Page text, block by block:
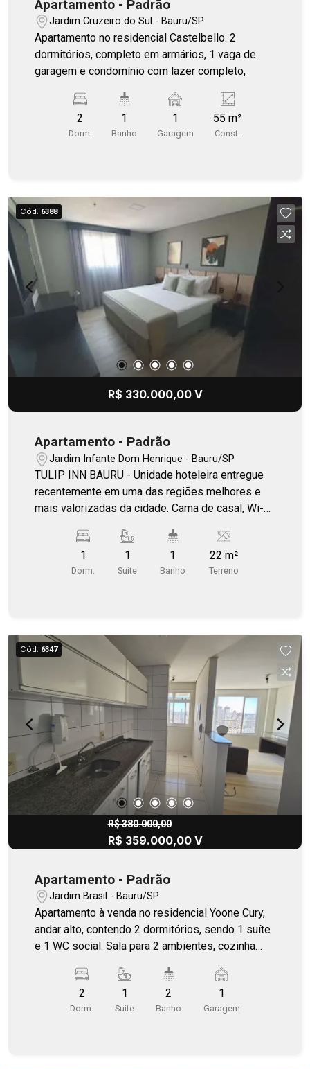
Apartamento - Padrão
Jardim Cruzeiro do Sul - Bauru/SP
Apartamento no residencial Castelbello. 2
dormitórios, completo em armários, 1 vaga de
garagem e condomínio com lazer completo,
2
Dorm.
1
Banho
1
Garagem
55 m²
Const.
Cód. 6388
R$ 330.000,00 V
Apartamento - Padrão
Jardim Infante Dom Henrique - Bauru/SP
TULIP INN BAURU - Unidade hoteleira entregue
recentemente em uma das regiões melhores e
mais valorizadas da cidade. Cama de casal, Wi-Fi
vista linda e produtos de higiene pessoal
gratuitos. Muito aconchegante, roupa de cama
impecável e café da manhã muito bem servido!
1
Dorm.
1
Suite
1
Banho
22 m²
Terreno
Cód. 6347
R$ 380.000,00
R$ 359.000,00 V
Apartamento - Padrão
Jardim Brasil - Bauru/SP
Apartamento à venda no residencial Yoone Cury,
andar alto, contendo 2 dormitórios, sendo 1 suíte
e 1 WC social. Sala para 2 ambientes, cozinha
faculdade Unisagrado, supermercados e
2
Dorm.
1
Suite
2
Banho
1
Garagem